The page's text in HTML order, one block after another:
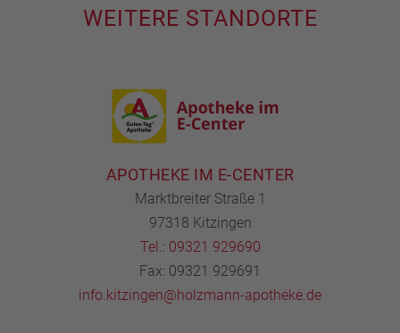
WEITERE STANDORTE
APOTHEKE IM E-CENTER
Marktbreiter Straße 1
97318 Kitzingen
Tel.: 09321 929690
Fax: 09321 929691
info.kitzingen@holzmann-apotheke.de